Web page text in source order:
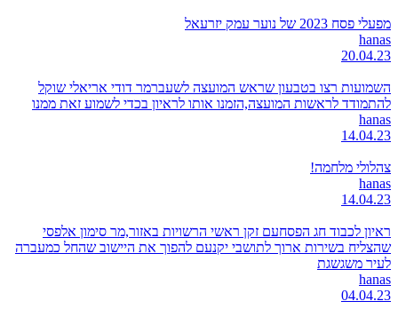
מפעלי פסח 2023 של נוער עמק יזרעאל
hanas
20.04.23
השמועות רצו בטבעון שראש המועצה לשעברמר דודי אריאלי שוקל
להתמודד לראשות המועצה,הזמנו אותו לראיון בכדי לשמוע זאת ממנו
hanas
14.04.23
צהלולי מלחמה!
hanas
14.04.23
ראיון לכבוד חג הפסחעם זקן ראשי הרשויות באזור,מר סימון אלפסי
שהצליח בשירות ארוך לתושבי יקנעם להפוך את היישוב שהחל כמעברה
לעיר משגשגת
hanas
04.04.23